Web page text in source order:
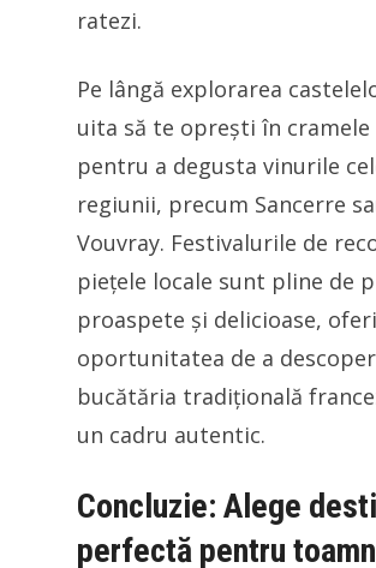
ratezi.
Pe lângă explorarea
uita să te oprești în cramele
pentru a degusta vinurile
regiunii, precum Sancerre
Vouvray. Festivalurile de
piețele locale sunt pline de
proaspete și delicioase,
oportunitatea de a
bucătăria tradițională
un cadru autentic.
Concluzie: Alege
perfectă pentru